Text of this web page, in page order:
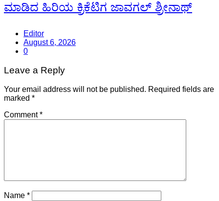
ಮಾಡಿದ ಹಿರಿಯ ಕ್ರಿಕೆಟಿಗ ಜಾವಗಲ್ ಶ್ರೀನಾಥ್
Editor
August 6, 2026
0
Leave a Reply
Your email address will not be published. Required fields are
marked *
Comment*
Name *